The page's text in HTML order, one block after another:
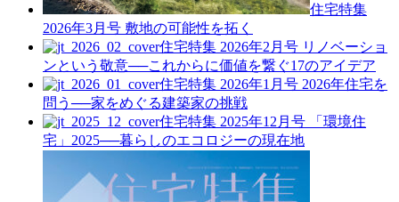
住宅特集
2026年3月号 敷地の可能性を拓く
住宅特集 2026年2月号 リノベーショ
ンという敬意──これからに価値を繋ぐ17のアイデア
住宅特集 2026年1月号 2026年住宅を
問う──家をめぐる建築家の挑戦
住宅特集 2025年12月号
「環境住
宅」2025──暮らしのエコロジーの現在地